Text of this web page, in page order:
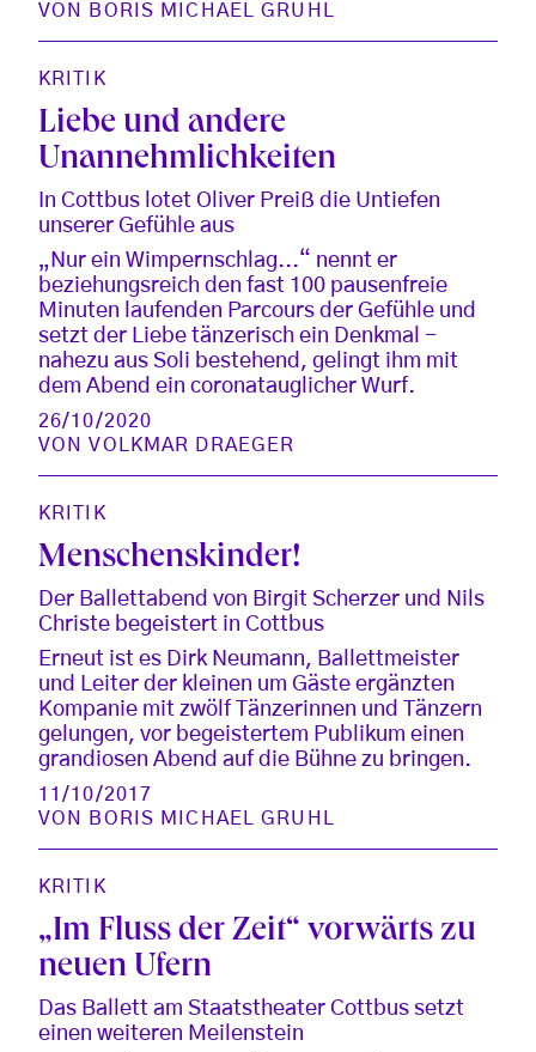
VON
BORIS MICHAEL GRUHL
KRITIK
Liebe und andere
Unannehmlichkeiten
In Cottbus lotet Oliver Preiß die Untiefen
unserer Gefühle aus
„Nur ein Wimpernschlag...“ nennt er
beziehungsreich den fast 100 pausenfreie
Minuten laufenden Parcours der Gefühle und
setzt der Liebe tänzerisch ein Denkmal -
nahezu aus Soli bestehend, gelingt ihm mit
dem Abend ein coronatauglicher Wurf.
26/10/2020
VONVOLKMAR DRAEGER
KRITIK
Menschenskinder!
Der Ballettabend von Birgit Scherzer und Nils
Christe begeistert in Cottbus
Erneut ist es Dirk Neumann, Ballettmeister
und Leiter der kleinen um Gäste ergänzten
Kompanie mit zwölf Tänzerinnen und Tänzern
gelungen, vor begeistertem Publikum einen
grandiosen Abend auf die Bühne zu bringen.
11/10/2017
VON
BORIS MICHAEL GRUHL
KRITIK
„Im Fluss der Zeit“ vorwärts zu
neuen Ufern
Das Ballett am Staatstheater Cottbus setzt
einen weiteren Meilenstein